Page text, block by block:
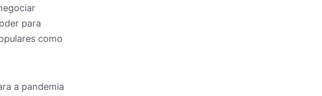
para
como
a pandemia